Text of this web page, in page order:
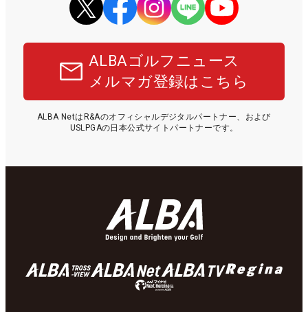
ALBAゴルフニュース
メルマガ登録はこちら
ALBA NetはR&Aのオフィシャルデジタルパートナー、および
USLPGAの日本公式サイトパートナーです。